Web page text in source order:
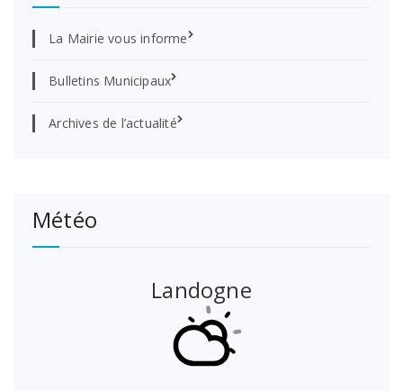
La Mairie vous informe
Bulletins Municipaux
Archives de l’actualité
Météo
Landogne